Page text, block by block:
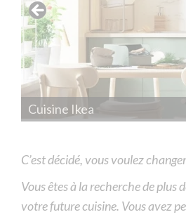
Cuisine Cuisinella
C’est décidé, vous voulez
Vous êtes à la recherche de plus
votre future cuisine. Vous avez